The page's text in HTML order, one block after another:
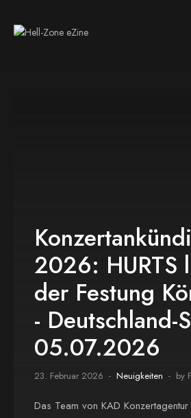
2026: HURTS
der Festung
- Deutschland-
05.07.2026
23. Februar 2026 Neuigkeiten by
Das Team von KAD